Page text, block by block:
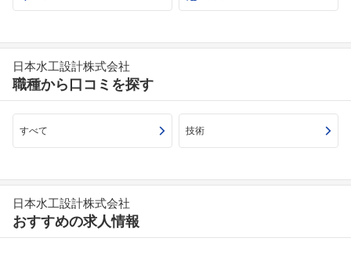
フォローしました
こちらの企業もフォローしませんか？
日本水工設計株式会社
職種から口コミを探す
すべて 技術
日本水工設計株式会社
おすすめの求人情報